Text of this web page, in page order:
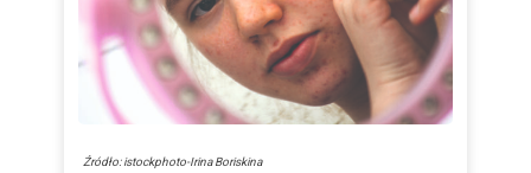
Źródło: istockphoto-Irina Boriskina